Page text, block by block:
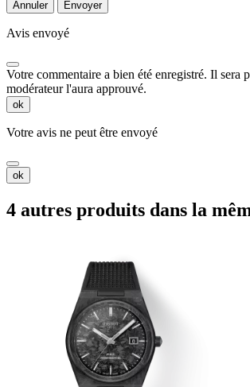
Annuler Envoyer
Avis envoyé
Votre commentaire a bien été enregistré. Il sera
modérateur l'aura approuvé.
ok
Votre avis ne peut être envoyé
ok
4 autres produits dans la